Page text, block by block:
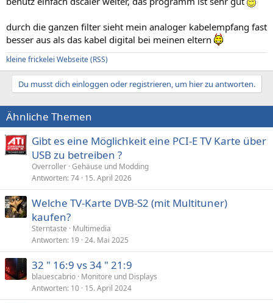
durch die ganzen filter sieht mein analoger kabelempfang fast
besser aus als das kabel digital bei meinen eltern
kleine frickelei Webseite(RSS)
Du musst dich einloggen oder registrieren, um hier zu antworten.
Ähnliche Themen
Gibt es eine Möglichkeit eine PCI-E TV Karte über
USB zu betreiben ?
Overroller Gehäuse und Modding
Antworten 74 15. April 2026
Welche TV-Karte DVB-S2 (mit Multituner)
kaufen?
Sterntaste
Multimedia
Antworten 19 24. Mai 2025
32 " 16:9 vs 34 " 21:9
blauescabrio Monitore und Displays
Antworten 10 15. April 2024